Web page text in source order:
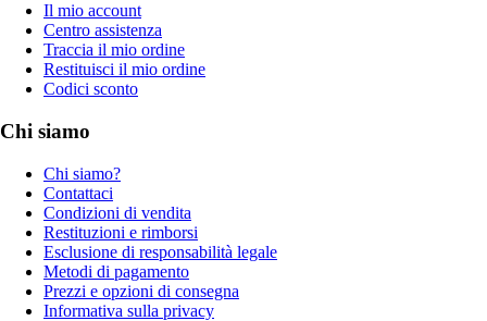
Il mio account
Centro assistenza
Traccia il mio ordine
Restituisci il mio ordine
Codici sconto
Chi siamo
Chi siamo?
Contattaci
Condizioni di vendita
Restituzioni e rimborsi
Esclusione di responsabilità legale
Metodi di pagamento
Prezzi e opzioni di consegna
Informativa sulla privacy